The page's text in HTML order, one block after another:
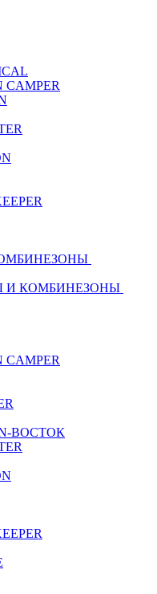
КОМБИНЕЗОНЫ
ВОСТОК